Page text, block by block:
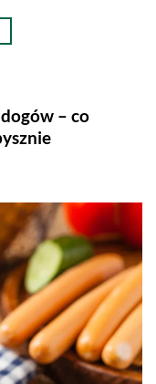
– co